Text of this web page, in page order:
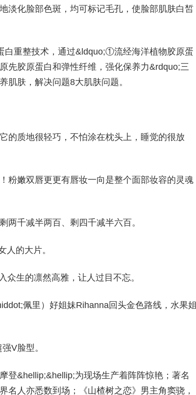
淡化脸部色斑，均可标记毛孔，使脸部肌肤白皙
白重整技术，通过&ldquo;①流经海洋植物胶原蛋
胶原蛋白和弹性纤维，强化保养力&rdquo;三
肌肤，解决问题8大肌肤问题。
的质地很轻巧，不怕涂在枕头上，睡觉的很放
粉嫩双唇更更有唇妆一向是整个面部妆容的灵魂
两千减半两百、剩四千减半六百。
人的大片。
生的凛然高雅，让人过目不忘。
佩里）好姐妹Rihanna回头金色路线，水果姐
V脸型。
登&hellip;&hellip;为现场生产着阵阵惊艳；著名
名人亦悉数到场；《山楂树之恋》男主角窦骁，